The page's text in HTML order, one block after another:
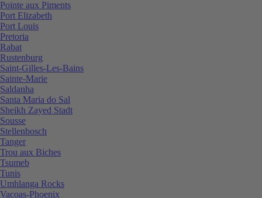
Pointe aux Piments
Port Elizabeth
Port Louis
Pretoria
Rabat
Rustenburg
Saint-Gilles-Les-Bains
Sainte-Marie
Saldanha
Santa Maria do Sal
Sheikh Zayed Stadt
Sousse
Stellenbosch
Tanger
Trou aux Biches
Tsumeb
Tunis
Umhlanga Rocks
Vacoas-Phoenix